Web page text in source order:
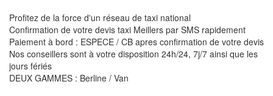
Profitez de la force d'un réseau de taxi national
Confirmation de votre devis taxi Meillers par SMS rapidement
Paiement à bord : ESPECE / CB apres confirmation de votre devis
Nos conseillers sont à votre disposition 24h/24, 7j/7 ainsi que les
jours fériés
DEUX GAMMES : Berline / Van